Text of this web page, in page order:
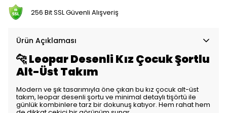
256 Bit SSL Güvenli Alışveriş
Ürün Açıklaması
🐆 Leopar Desenli Kız Çocuk Şortlu
Alt-Üst Takım
Modern ve şık tasarımıyla öne çıkan bu kız çocuk alt-üst
takım, leopar desenli şortu ve minimal detaylı tişörtü ile
günlük kombinlere tarz bir dokunuş katıyor. Hem rahat hem